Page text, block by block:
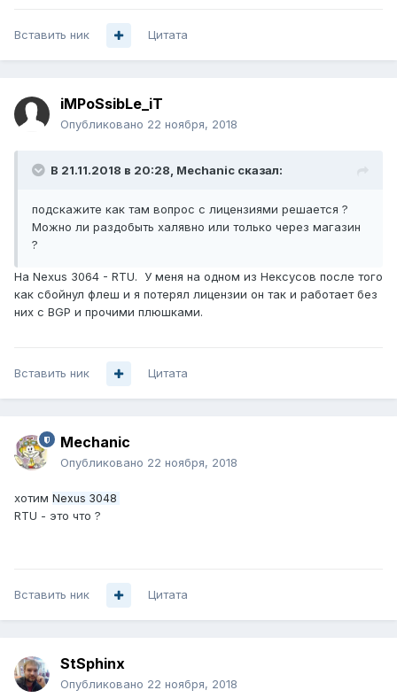
Вставить ник Цитата
iMPoSsibLe_iT
Опубликовано 22 ноября, 2018
В 21.11.2018 в 20:28, Mechanic сказал:
подскажите как там вопрос с лицензиями решается ?
Можно ли раздобыть халявно или только через магазин
?
На Nexus 3064 - RTU. У меня на одном из Нексусов после того
как сбойнул флеш и я потерял лицензии он так и работает без
них с BGP и прочими плюшками.
Вставить ник Цитата
Mechanic
Опубликовано 22 ноября, 2018
хотим Nexus 3048
RTU - это что ?
Вставить ник Цитата
StSphinx
Опубликовано 22 ноября, 2018